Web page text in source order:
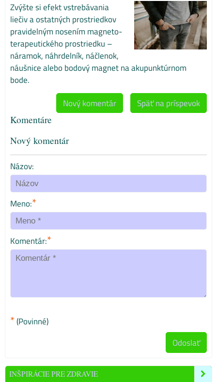
Zvýšte si efekt vstrebávania
liečiv a ostatných prostriedkov
pravidelným nosením magneto-
terapeutického prostriedku –
náramok, náhrdelník, náčlenok,
náušnice alebo bodový magnet na akupunktúrnom
bode.
Späť na príspevok
Nový komentár
Komentáre
Nový komentár
Názov:
Meno:*
Komentár:*
*(Povinné)
Odoslať
INŠPIRÁCIE PRE ZDRAVIE